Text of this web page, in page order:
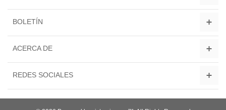
BOLETÍN
ACERCA DE
REDES SOCIALES